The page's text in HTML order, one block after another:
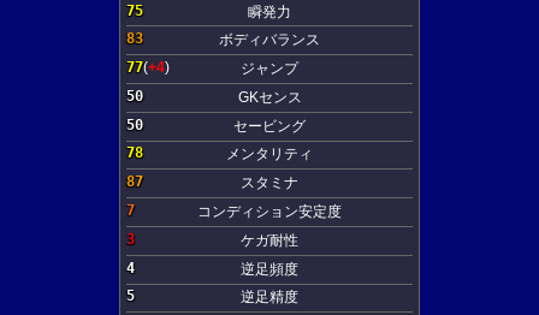
75
瞬発力
83
ボディバランス
77(+4)
ジャンプ
50
GKセンス
50
セービング
78
メンタリティ
87
スタミナ
7
コンディション安定度
3
ケガ耐性
4
逆足頻度
5
逆足精度